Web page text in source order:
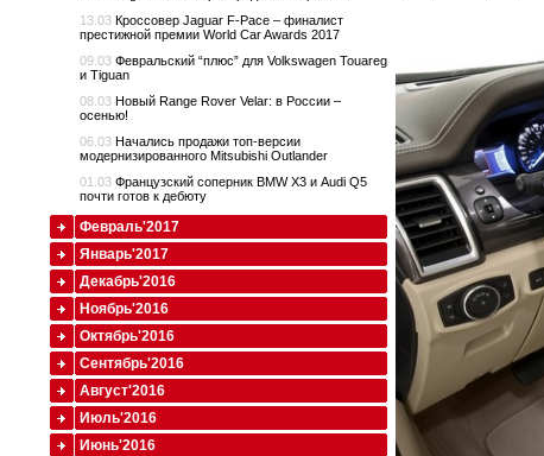
13.03 Кроссовер Jaguar F-Pace – финалист
престижной премии World Car Awards 2017
09.03 Февральский “плюс” для Volkswagen Touareg
и Tiguan
08.03 Новый Range Rover Velar: в России –
осенью!
06.03 Начались продажи топ-версии
модернизированного Mitsubishi Outlander
01.03 Французский соперник BMW X3 и Audi Q5
почти готов к дебюту
Февраль'2017
Январь'2017
Декабрь'2016
Ноябрь'2016
Октябрь'2016
Сентябрь'2016
Август'2016
Июль'2016
Июнь'2016